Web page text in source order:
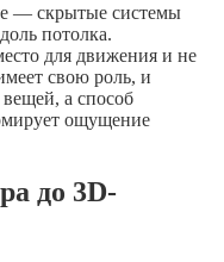
— скрытые системы
потолка.
для движения и не
свою роль, и
а способ
ощущение
до 3D-